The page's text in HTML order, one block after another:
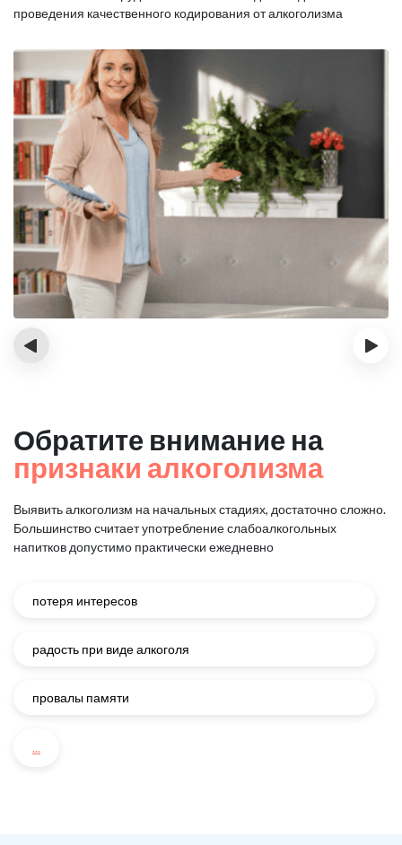
проведения качественного кодирования от алкоголизма
‹ ›
Обратите внимание на
признаки алкоголизма
Выявить алкоголизм на начальных стадиях, достаточно сложно.
Большинство считает употребление слабоалкогольных
напитков допустимо практически ежедневно
потеря интересов
радость при виде алкоголя
провалы памяти
...